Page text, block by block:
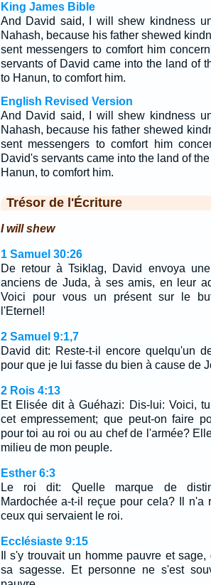
King James Bible
And David said, I will shew kindness
Nahash, because his father shewed
sent messengers to comfort him
servants of David came into the land of
to Hanun, to comfort him.
English Revised Version
And David said, I will shew kindness
Nahash, because his father shewed
sent messengers to comfort him
David's servants came into the land of
Hanun, to comfort him.
Trésor de l'Écriture
I will shew
1 Samuel 30:26
De retour à Tsiklag, David envoya
anciens de Juda, à ses amis, en leur
Voici pour vous un présent sur le
l'Eternel!
2 Samuel 9:1,7
David dit: Reste-t-il encore quelqu'un
pour que je lui fasse du bien à cause de
2 Rois 4:13
Et Elisée dit à Guéhazi: Dis-lui: Voici,
cet empressement; que peut-on faire
pour toi au roi ou au chef de l'armée?
milieu de mon peuple.
Esther 6:3
Le roi dit: Quelle marque de
Mardochée a-t-il reçue pour cela? Il n'a
ceux qui servaient le roi.
Ecclésiaste 9:15
Il s'y trouvait un homme pauvre et
sa sagesse. Et personne ne s'est